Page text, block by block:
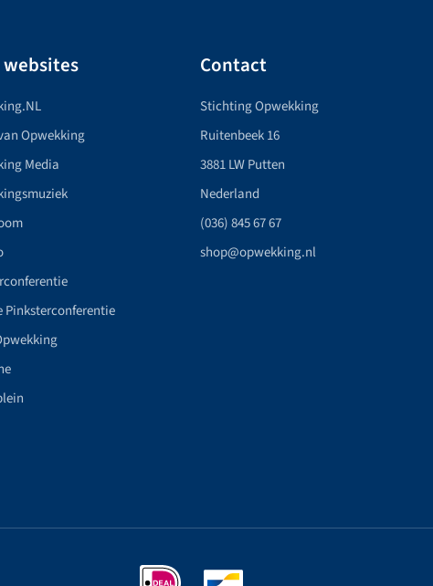
websites
Opwekking
Media
Pinksterconferentie
Contact
Stichting Opwekking
Ruitenbeek 16
3881 LW Putten
Nederland
(036) 845 67 67
shop@opwekking.nl